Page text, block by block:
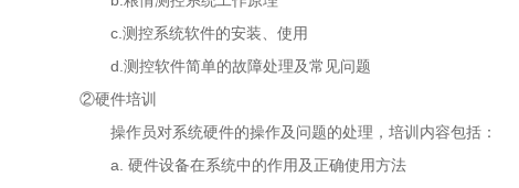
c.测控系统软件的安装、使用
d.测控软件简单的故障处理及常见问题
②硬件培训
操作员对系统硬件的操作及问题的处理，培训内容包括：
a. 硬件设备在系统中的作用及正确使用方法